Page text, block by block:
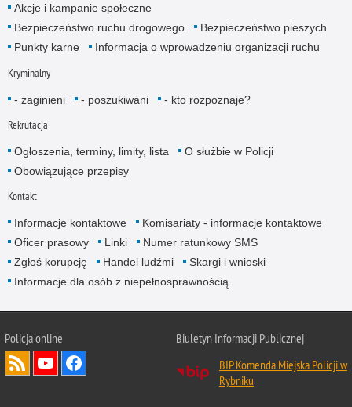
Akcje i kampanie społeczne
Bezpieczeństwo ruchu drogowego
Bezpieczeństwo pieszych
Punkty karne
Informacja o wprowadzeniu organizacji ruchu
Kryminalny
- zaginieni - poszukiwani - kto rozpoznaje?
Rekrutacja
Ogłoszenia, terminy, limity, lista
O służbie w Policji
Obowiązujące przepisy
Kontakt
Informacje kontaktowe
Komisariaty - informacje kontaktowe
Oficer prasowy
Linki
Numer ratunkowy SMS
Zgłoś korupcję
Handel ludźmi
Skargi i wnioski
Informacje dla osób z niepełnosprawnością
Policja online
Biuletyn Informacji Publicznej
BIP Komenda Miejska Policji w
Rybniku